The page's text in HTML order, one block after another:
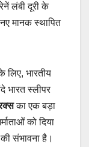
लंबी दूरी के
मानक स्थापित
लिए, भारतीय
भारत स्लीपर
का एक बड़ा
को दिया
संभावना है।